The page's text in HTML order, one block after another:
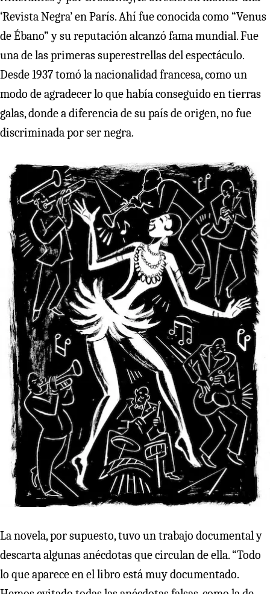
‘Revista Negra’ en París. Ahí fue conocida como “Venus
de Ébano” y su reputación alcanzó fama mundial. Fue
una de las primeras superestrellas del espectáculo.
Desde 1937 tomó la nacionalidad francesa, como un
modo de agradecer lo que había conseguido en tierras
galas, donde a diferencia de su país de origen, no fue
discriminada por ser negra.
La novela, por supuesto, tuvo un trabajo documental y
descarta algunas anécdotas que circulan de ella. “Todo
lo que aparece en el libro está muy documentado.